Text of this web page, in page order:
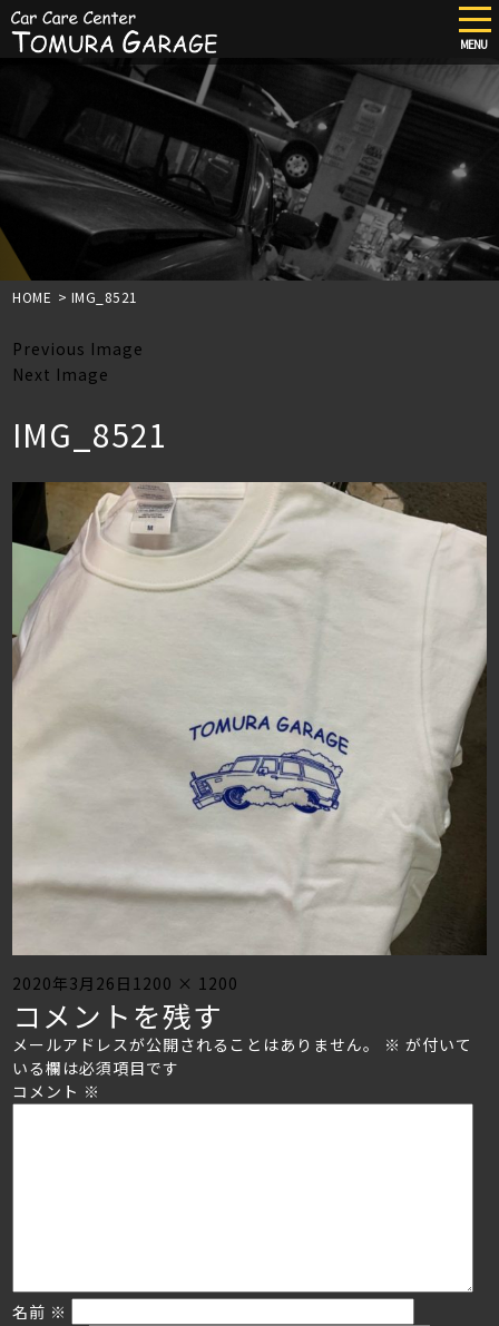
content
MENU
HOME > IMG_8521
Previous Image
Next Image
IMG_8521
Posted
on
2020年3月26日 Full
size
1200 × 1200
コメントを残す
メールアドレスが公開されることはありません。 ※ が付いて
いる欄は必須項目です
コメント ※
名前 ※